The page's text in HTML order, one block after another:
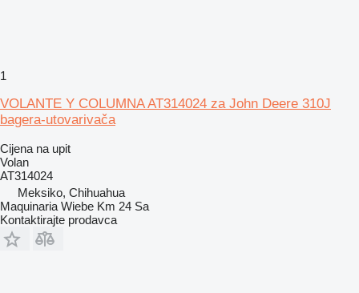
1
VOLANTE Y COLUMNA AT314024 za John Deere 310J
bagera-utovarivača
Cijena na upit
Volan
AT314024
Meksiko, Chihuahua
Maquinaria Wiebe Km 24 Sa
Kontaktirajte prodavca